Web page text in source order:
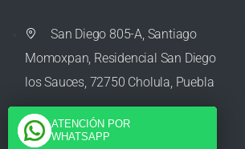
San Diego 805-A, Santiago
Momoxpan, Residencial San Diego
los Sauces, 72750 Cholula, Puebla
ATENCIÓN POR
WHATSAPP